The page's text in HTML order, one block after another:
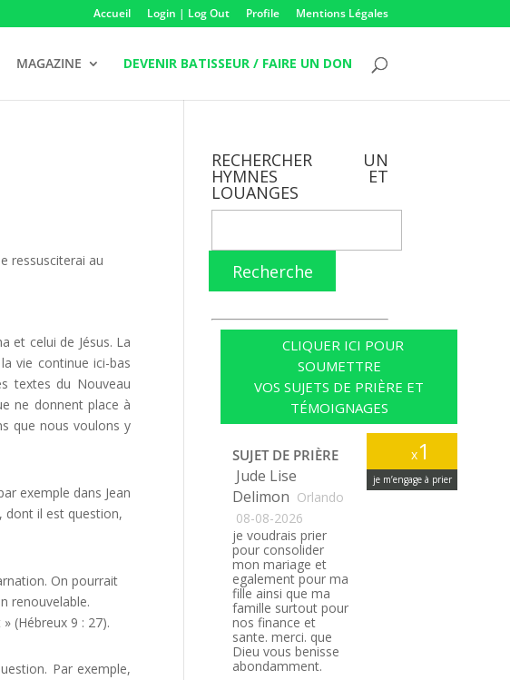
Accueil Login | Log Out Profile Mentions Légales
MAGAZINE DEVENIR BATISSEUR / FAIRE UN DON
ressusciterai au
et celui de Jésus. La
vie continue ici-bas
textes du Nouveau
ne donnent place à
que nous voulons y
exemple dans Jean
dont il est question,
On pourrait
renouvelable.
(Hébreux 9 : 27).
Par exemple,
RECHERCHER UN
HYMNES ET
LOUANGES
Recherche
CLIQUER ICI POUR
SOUMETTRE
VOS SUJETS DE PRIÈRE ET
TÉMOIGNAGES
x1
je m’engage à prier
SUJET DE PRIÈRE
Jude Lise
Delimon Orlando
08-08-2026
je voudrais prier
pour consolider
mon mariage et
egalement pour ma
fille ainsi que ma
famille surtout pour
nos finance et
sante. merci. que
Dieu vous benisse
abondamment.